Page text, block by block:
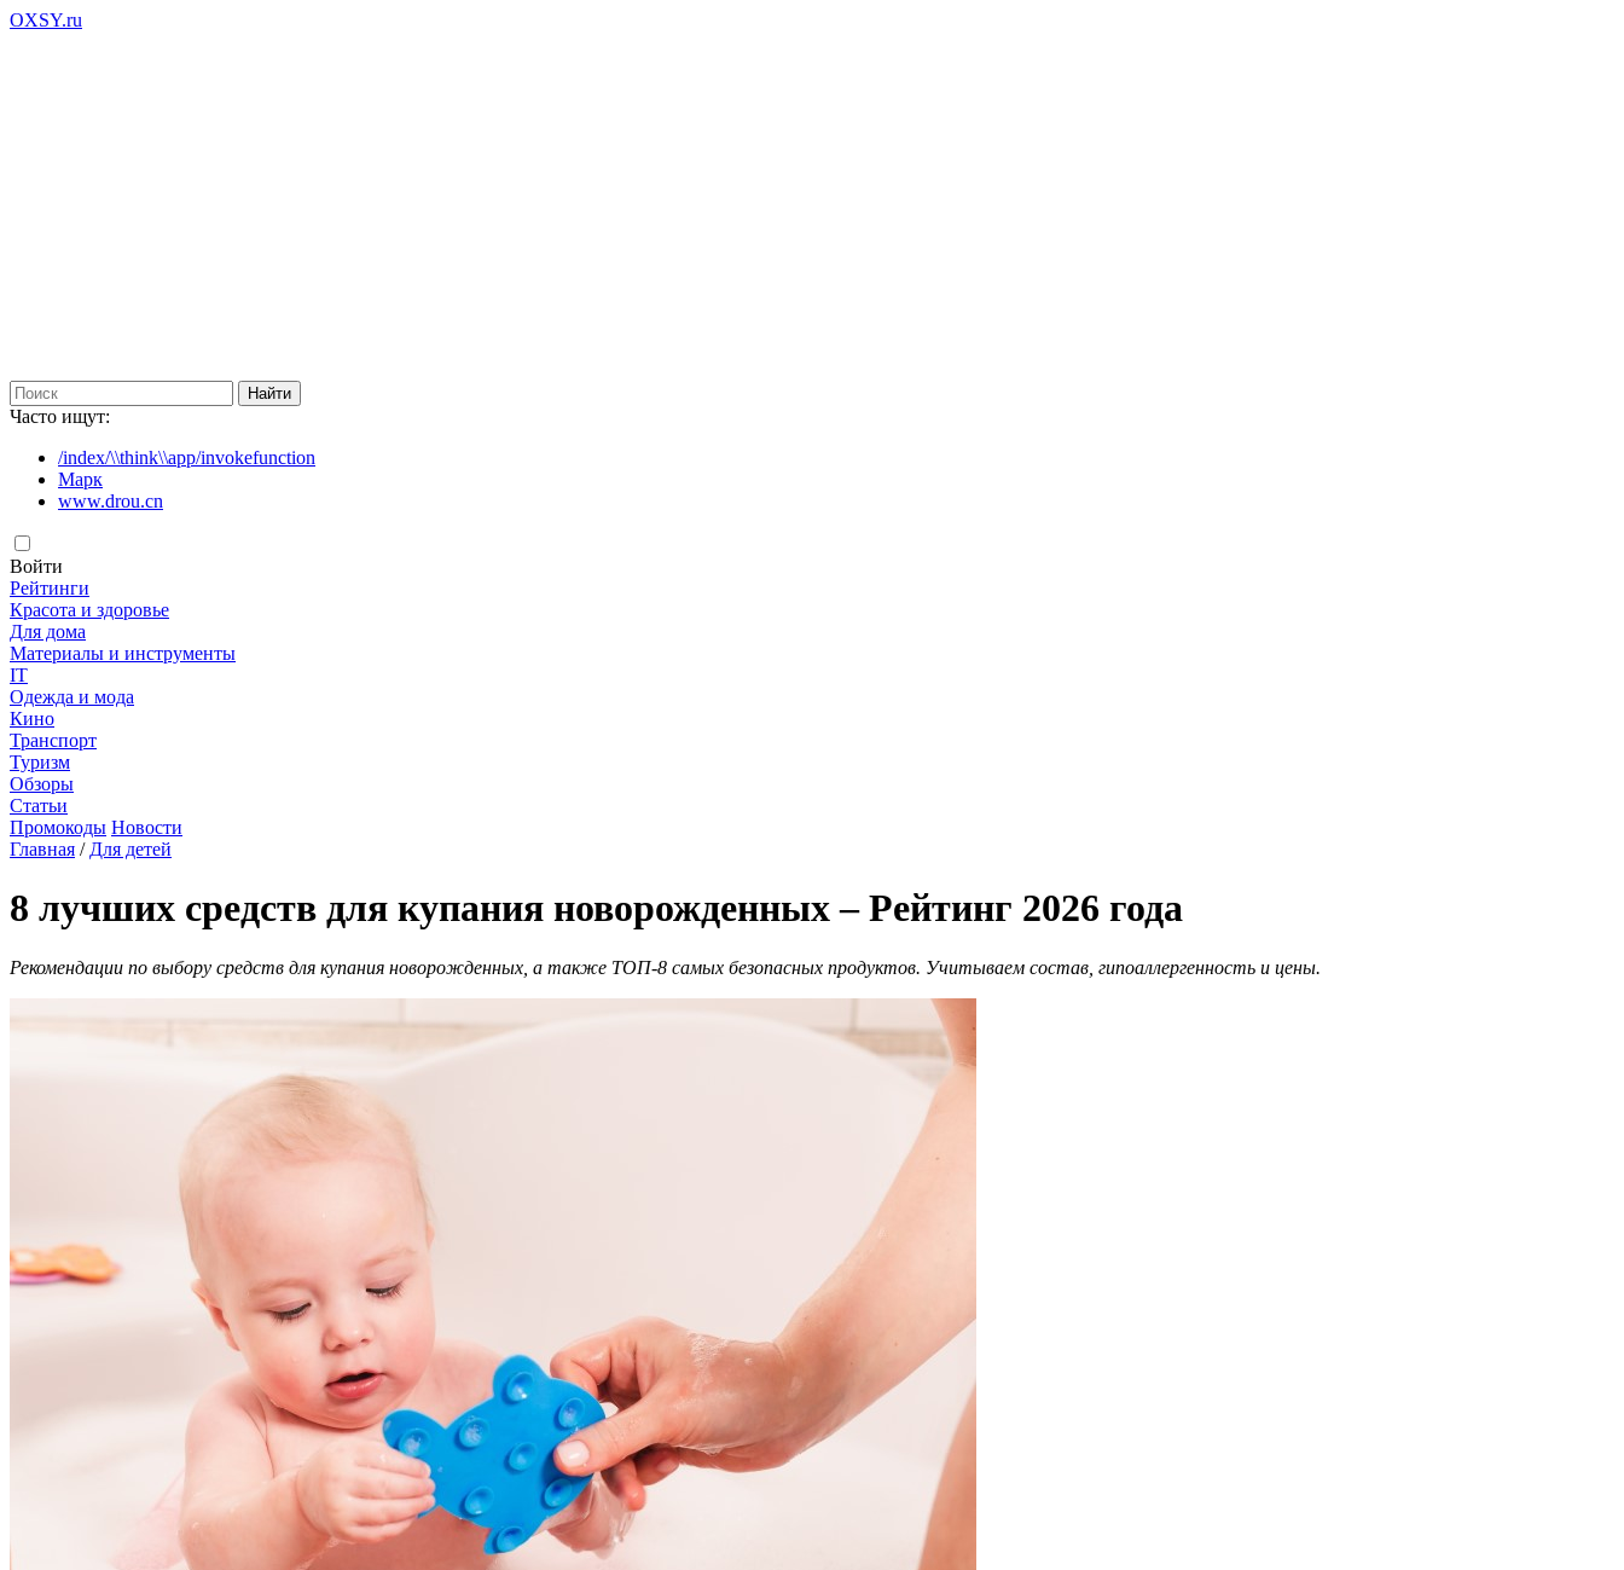
OXSY.ru
Часто ищут:
/index/\\think\\app/invokefunction
Марк
www.drou.cn
Войти
Рейтинги
Красота и здоровье
Для дома
Материалы и инструменты
IT
Одежда и мода
Кино
Транспорт
Туризм
Обзоры
Статьи
Промокоды Новости
Главная / Для детей
8 лучших средств для купания новорожденных – Рейтинг 2026 года
Рекомендации по выбору средств для купания новорожденных, а также ТОП-8 самых безопасных продуктов. Учитываем состав, гипоаллергенность и цены.